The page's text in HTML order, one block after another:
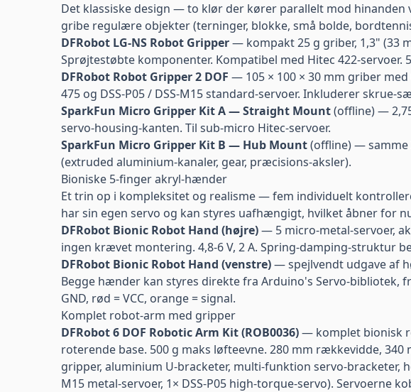
Det klassiske design — to klør der kører parallelt mod
gribe regulære objekter (terninger, blokke, små bolde,
DFRobot LG-NS Robot Gripper— kompakt 25 g griber, 1,3" (33
Sprøjtestøbte komponenter. Kompatibel med Hitec 422-servoer.
DFRobot Robot Gripper 2 DOF — 105 × 100 × 30 mm griber med
475 og DSS-P05 / DSS-M15 standard-servoer. Inkluderer skrue-
SparkFun Micro Gripper Kit A — Straight Mount(offline) —
servo-housing-kanten. Til sub-micro Hitec-servoer.
SparkFun Micro Gripper Kit B — Hub Mount(offline) — samme
(extruded aluminium-kanaler, gear, præcisions-aksler).
Bioniske 5-finger akryl-hænder
Et trin op i kompleksitet og realisme — fem individuelt
har sin egen servo og kan styres uafhængigt, hvilket åbner for
DFRobot Bionic Robot Hand (højre)— 5 micro-metal-servoer,
ingen krævet montering. 4,8-6 V, 2 A. Spring-damping-struktur
DFRobot Bionic Robot Hand (venstre)— spejlvendt udgave af
Begge hænder kan styres direkte fra Arduino's Servo-bibliotek,
GND, rød = VCC, orange = signal.
Komplet robot-arm med gripper
DFRobot 6 DOF Robotic Arm Kit (ROB0036)— komplet bionisk
roterende base. 500 g maks løfteevne. 280 mm rækkevidde, 340
gripper, aluminium U-bracketer, multi-funktion servo-bracketer,
M15 metal-servoer, 1× DSS-P05 high-torque-servo). Servoerne